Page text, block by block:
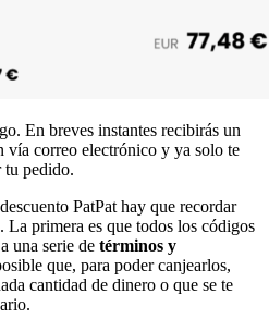
En breves instantes recibirás un
vía correo electrónico y ya solo te
tu pedido.
PatPat hay que recordar
primera es que todos los códigos
una serie de términos y
que, para poder canjearlos,
cantidad de dinero o que se te